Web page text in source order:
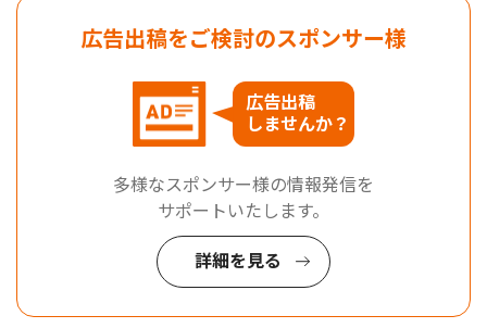
広告出稿をご検討のスポンサー様
広告出稿
しませんか？
多様なスポンサー様の情報発信を
サポートいたします。
詳細を見る